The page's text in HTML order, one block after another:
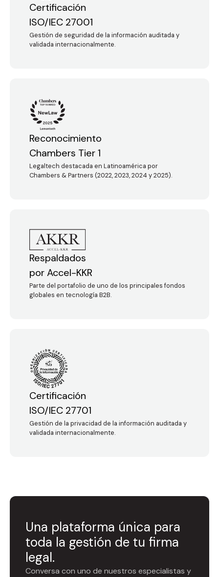
Certificación
ISO/IEC 27001
Gestión de seguridad de la información auditada y
validada internacionalmente.
Reconocimiento
Chambers Tier 1
Legaltech destacada en Latinoamérica por
Chambers & Partners (2022, 2023, 2024 y 2025).
Respaldados
por Accel-KKR
Parte del portafolio de uno de los principales fondos
globales en tecnología B2B.
Certificación
ISO/IEC 27701
Gestión de la privacidad de la información auditada y
validada internacionalmente.
Una plataforma única para
toda la gestión de tu firma
legal.
Conversa con uno de nuestros especialistas y